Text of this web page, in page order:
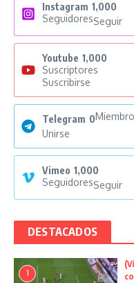
Instagram 1,000
SeguidoresSeguir
Youtube 1,000
Suscriptores
Suscribirse
Telegram 0
Unirse
Vimeo 1,000
SeguidoresSeguir
DESTACADOS
1